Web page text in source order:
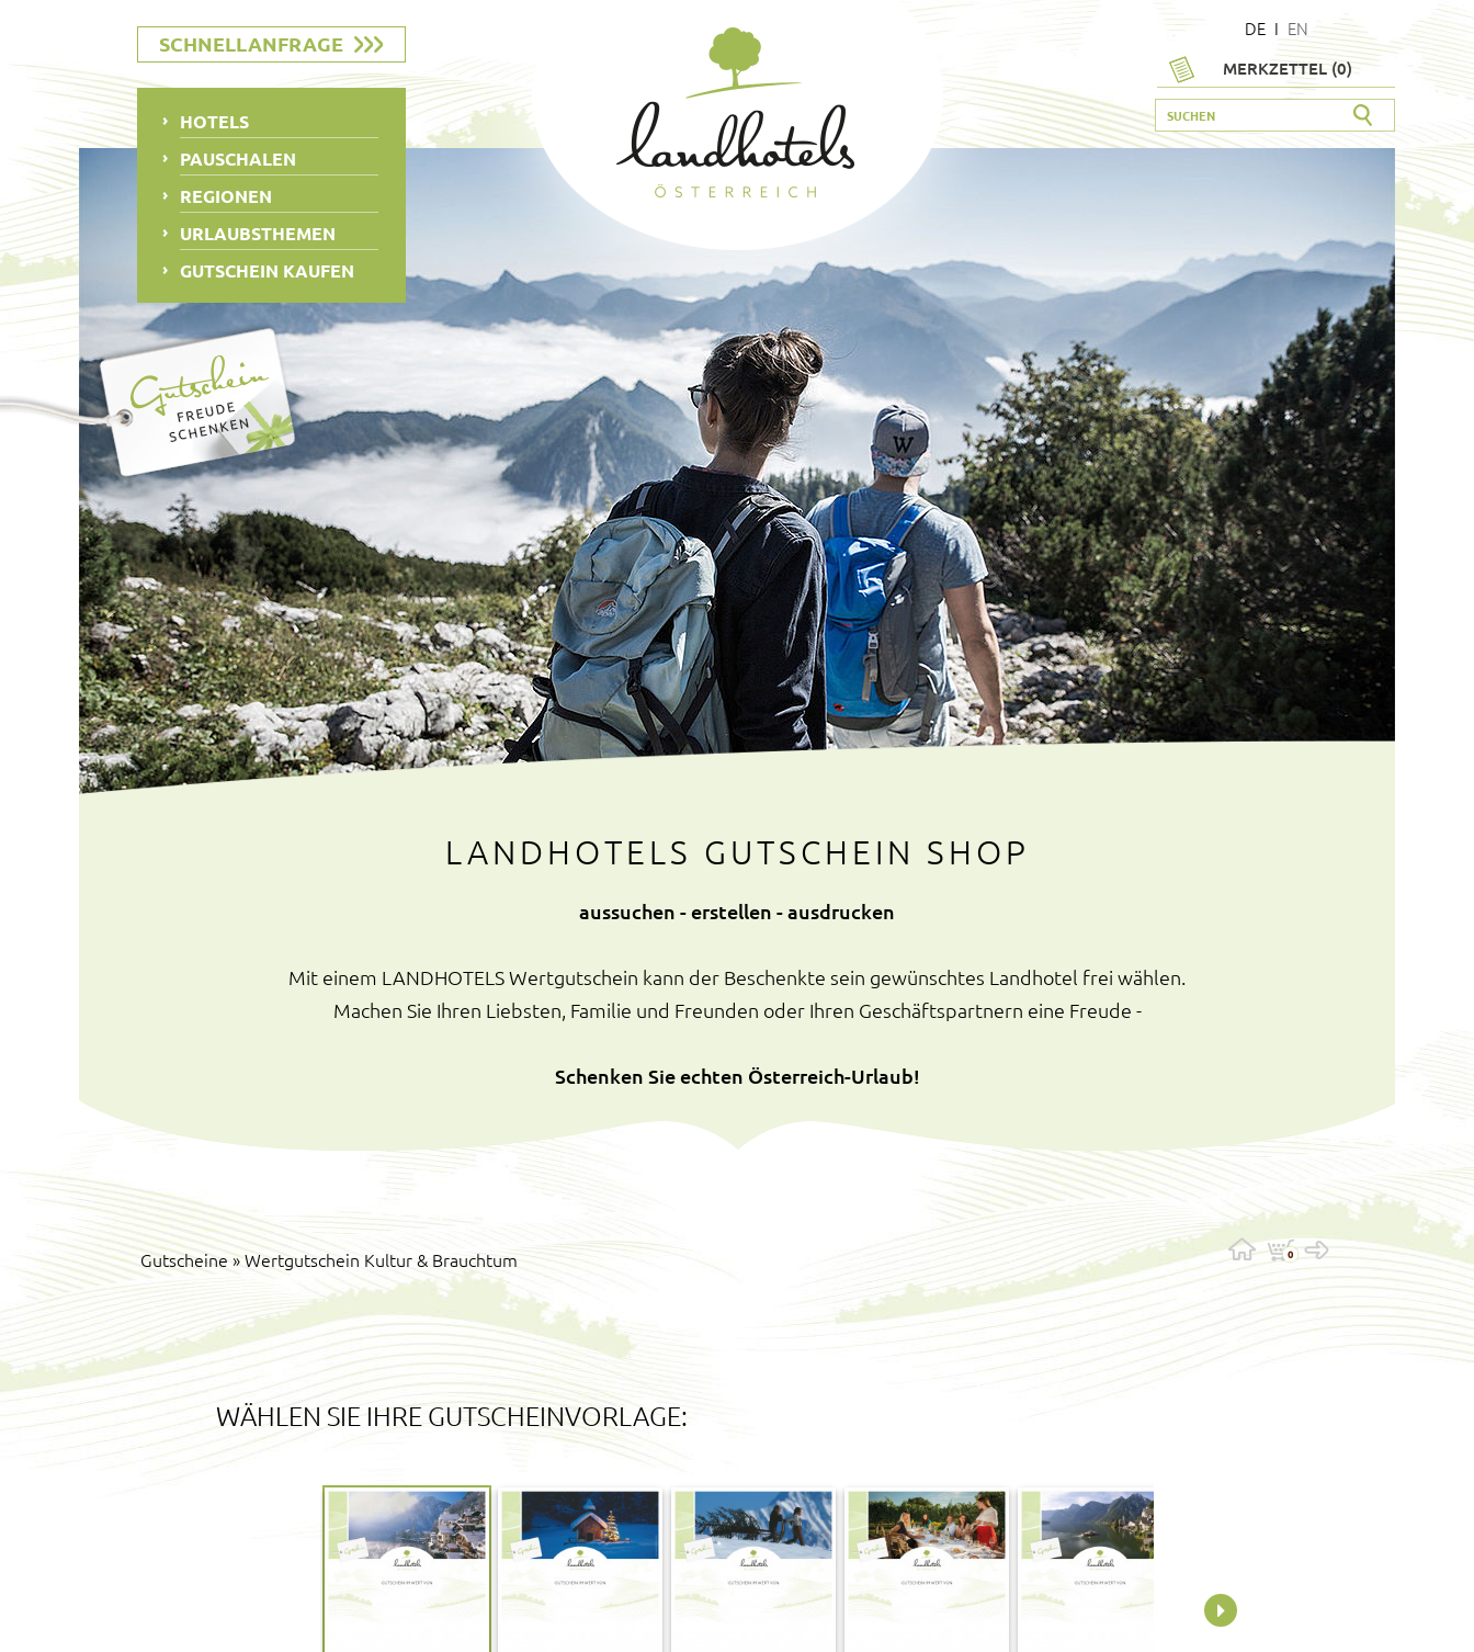
LANDHOTELS GUTSCHEIN SHOP
aussuchen - erstellen - ausdrucken
Mit einem LANDHOTELS Wertgutschein kann der Beschenkte sein gewünschtes Landhotel frei wählen.
Machen Sie Ihren Liebsten, Familie und Freunden oder Ihren Geschäftspartnern eine Freude -
Schenken Sie echten Österreich-Urlaub!
SCHNELLANFRAGE
DE I EN
MERKZETTEL (0)
HOTELS
PAUSCHALEN
REGIONEN
URLAUBSTHEMEN
GUTSCHEIN KAUFEN